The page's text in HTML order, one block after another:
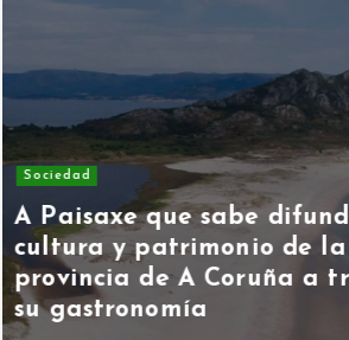
Asociaciones
Hoy hablamos con
ALMA contra la
Género